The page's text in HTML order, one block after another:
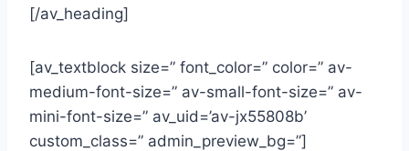
[/av_heading]
[av_textblock size=” font_color=” color=” av-
medium-font-size=” av-small-font-size=” av-
mini-font-size=” av_uid=’av-jx55808b’
custom_class=” admin_preview_bg=”]